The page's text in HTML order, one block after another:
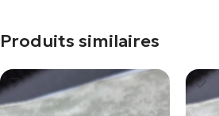
Produits similaires